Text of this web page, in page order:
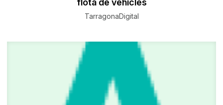
flota de vehicles
TarragonaDigital